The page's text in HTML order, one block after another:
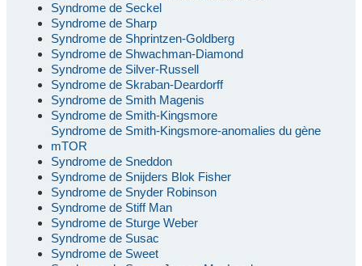
Syndrome de Seckel
Syndrome de Sharp
Syndrome de Shprintzen-Goldberg
Syndrome de Shwachman-Diamond
Syndrome de Silver-Russell
Syndrome de Skraban-Deardorff
Syndrome de Smith Magenis
Syndrome de Smith-Kingsmore
Syndrome de Smith-Kingsmore-anomalies du gène
mTOR
Syndrome de Sneddon
Syndrome de Snijders Blok Fisher
Syndrome de Snyder Robinson
Syndrome de Stiff Man
Syndrome de Sturge Weber
Syndrome de Susac
Syndrome de Sweet